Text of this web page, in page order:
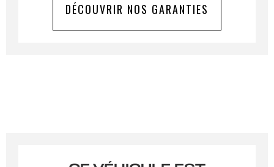
Votre message *
DÉCOUVRIR NOS GARANTIES